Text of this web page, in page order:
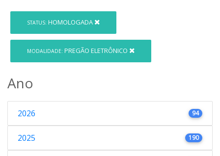
STATUS: HOMOLOGADA
MODALIDADE: PREGÃO ELETRÔNICO
Ano
2026 94
2025 190